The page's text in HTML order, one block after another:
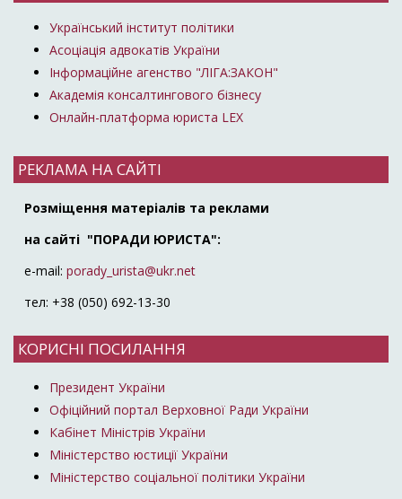
Український інститут політики
Асоціація адвокатів України
Інформаційне агенство "ЛІГА:ЗАКОН"
Академія консалтингового бізнесу
Онлайн-платформа юриста LEX
РЕКЛАМА НА САЙТІ
Розміщення матеріалів та реклами
на сайті "ПОРАДИ ЮРИСТА":
e-mail: porady_urista@ukr.net
тел: +38 (050) 692-13-30
КОРИСНІ ПОСИЛАННЯ
Президент України
Офіційний портал Верховної Ради України
Кабінет Міністрів України
Міністерство юстиції України
Міністерство соціальної політики України